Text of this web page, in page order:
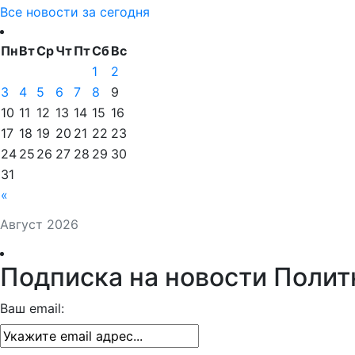
Все новости за сегодня
Август 2026
ПнВтСрЧтПтСбВс
«
1
2
3
4 5 6 7 8
9
10 11 12 13 14 15 16
17 18 19 20 21 22 23
24 25 26 27 28 29 30
31
Подписка на новости
Ваш email: